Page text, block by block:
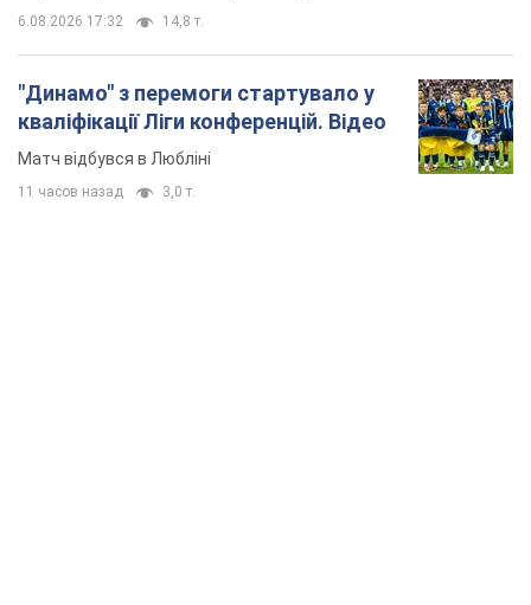
6.08.2026 17:32 14,8 т.
"Динамо" з перемоги стартувало у
кваліфікації Ліги конференцій. Відео
Матч відбувся в Любліні
11 часов назад 3,0 т.